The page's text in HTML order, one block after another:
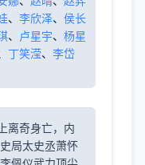
、 李欣泽、 侯长
、 卢星宇、 杨星
丁笑滢、 李岱
离奇身亡，内
局太史丞萧怀